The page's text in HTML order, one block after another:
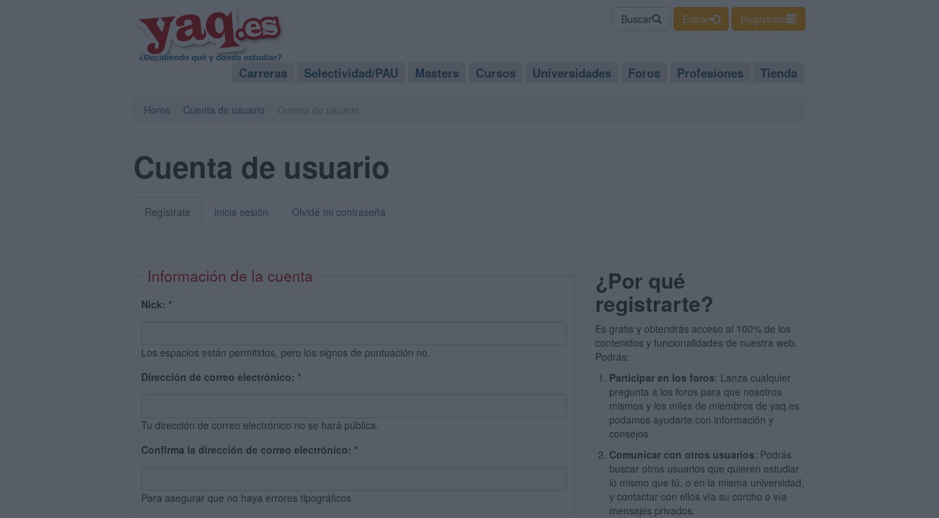
Buscar Entrar Regístrate
Carreras Selectividad/PAU Masters Cursos Universidades Foros Profesiones Tienda
Home Cuenta de usuario
Cuenta de usuario
Regístrate inicia sesión Olvidé mi contraseña
Información de la cuenta
Nick: *
Los espacios están permitidos, pero los signos de puntuación no.
Dirección de correo electrónico: *
Tu dirección de correo electrónico no se hará pública.
Confirma la dirección de correo electrónico: *
Para asegurar que no haya errores tipográficos
¿Por qué
registrarte?
Es gratis y obtendrás acceso al 100% de los
contenidos y funcionalidades de nuestra web.
Podrás:
Participar en los foros: Lanza cualquier
pregunta a los foros para que nosotros
mismos y los miles de miembros de yaq.es
podamos ayudarte con información y
consejos
Comunicar con otros usuarios: Podrás
buscar otros usuarios que quieren estudiar
lo mismo que tú, o en la misma universidad,
y contactar con ellos vía su corcho o vía
mensajes privados.